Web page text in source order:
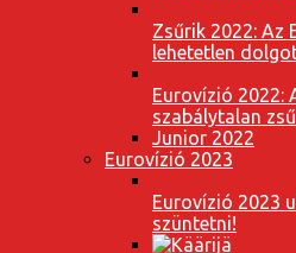
Zsűrik 2022: Az
lehetetlen
Eurovízió 2022:
szabálytalan
Junior 2022
Eurovízió 2023
Eurovízió 2023
szüntetni!